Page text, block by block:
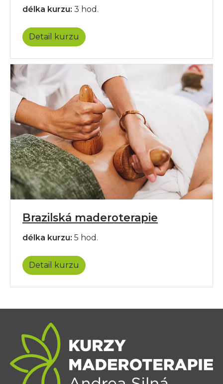
délka kurzu: 3 hod.
Detail kurzu
Brazilská maderoterapie
délka kurzu: 5 hod.
Detail kurzu